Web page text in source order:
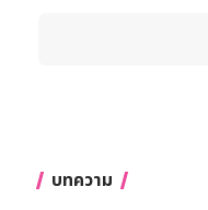
When
บทความ